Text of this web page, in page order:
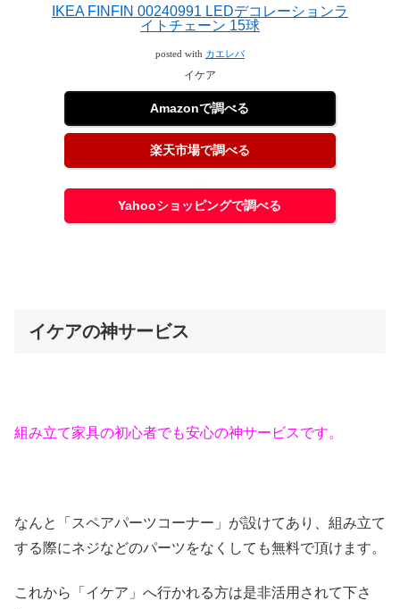
IKEA FINFIN 00240991 LEDデコレーションラ
イトチェーン 15球
posted with カエレバ
イケア
Amazonで調べる
楽天市場で調べる
Yahooショッピングで調べる
イケアの神サービス
組み立て家具の初心者でも安心の神サービスです。
なんと「スペアパーツコーナー」が設けてあり、組み立て
する際にネジなどのパーツをなくしても無料で頂けます。
これから「イケア」へ行かれる方は是非活用されて下さ